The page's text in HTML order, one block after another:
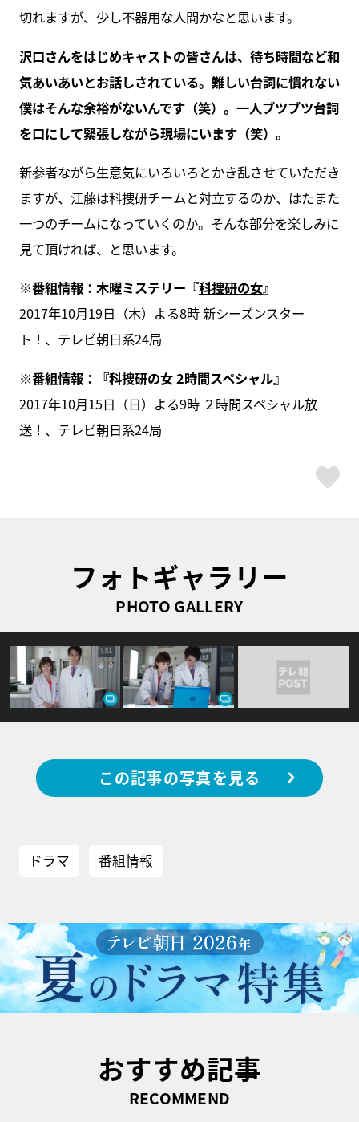
切れますが、少し不器用な人間かなと思います。
沢口さんをはじめキャストの皆さんは、待ち時間など和
気あいあいとお話しされている。難しい台詞に慣れない
僕はそんな余裕がないんです（笑）。一人ブツブツ台詞
を口にして緊張しながら現場にいます（笑）。
新参者ながら生意気にいろいろとかき乱させていただき
ますが、江藤は科捜研チームと対立するのか、はたまた
一つのチームになっていくのか。そんな部分を楽しみに
見て頂ければ、と思います。
※番組情報：木曜ミステリー『科捜研の女』
2017年10月19日（木）よる8時 新シーズンスター
ト！、テレビ朝日系24局
※番組情報：『科捜研の女 2時間スペシャル』
2017年10月15日（日）よる9時 ２時間スペシャル放
送！、テレビ朝日系24局
フォトギャラリー
PHOTO GALLERY
この記事の写真を見る
ドラマ 番組情報
おすすめ記事
RECOMMEND